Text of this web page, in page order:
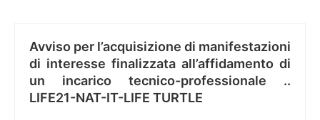
Avviso per l’acquisizione di manifestazioni
di interesse finalizzata all’affidamento di
un incarico tecnico-professionale ..
LIFE21-NAT-IT-LIFE TURTLE